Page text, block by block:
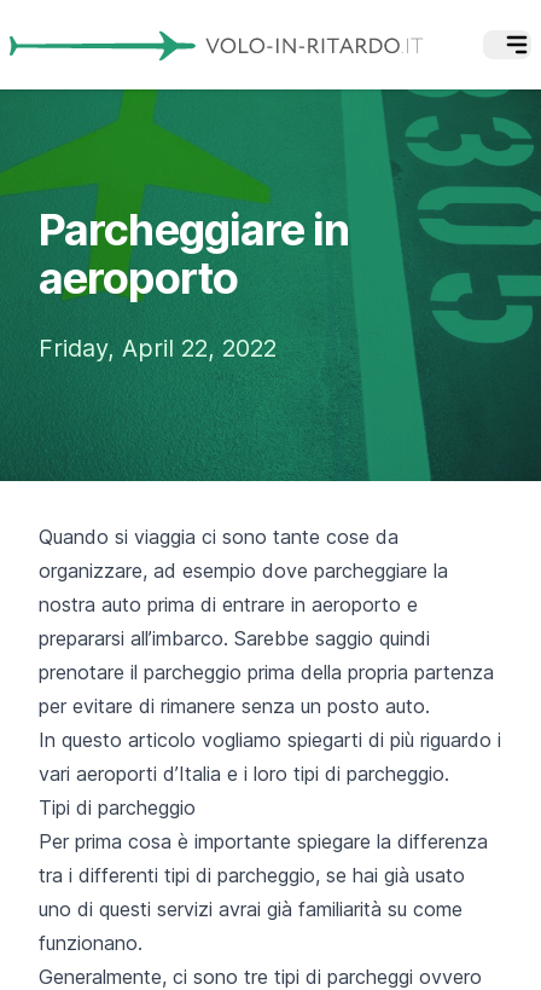
Parcheggiare in
aeroporto
Friday, April 22, 2022
Quando si viaggia ci sono tante cose da
organizzare, ad esempio dove parcheggiare la
nostra auto prima di entrare in aeroporto e
prepararsi all’imbarco. Sarebbe saggio quindi
prenotare il parcheggio prima della propria partenza
per evitare di rimanere senza un posto auto.
In questo articolo vogliamo spiegarti di più riguardo i
vari aeroporti d’Italia e i loro tipi di parcheggio.
Tipi di parcheggio
Per prima cosa è importante spiegare la differenza
tra i differenti tipi di parcheggio, se hai già usato
uno di questi servizi avrai già familiarità su come
funzionano.
Generalmente, ci sono tre tipi di parcheggi ovvero